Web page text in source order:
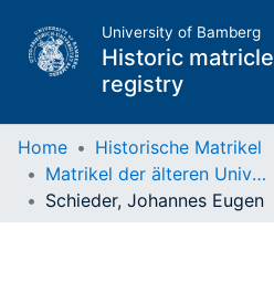
University of Bamberg
Historic matricle
registry
Matrikel
Home
Historische Matrikel
Matrikel der älteren Universität
Schieder, Johannes Eugen